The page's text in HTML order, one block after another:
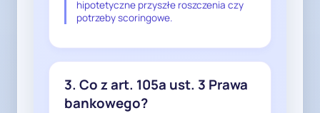
danych w BIK jako byłego klienta.
Jeżeli wierzytelność wynikająca z
hipotetyczne przyszłe roszczenia czy
potrzeby scoringowe.
3. Co z art. 105a ust. 3 Prawa
bankowego?